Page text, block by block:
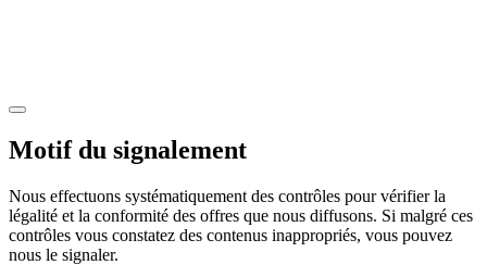
Motif du signalement
Nous effectuons systématiquement des contrôles pour vérifier la
légalité et la conformité des offres que nous diffusons. Si malgré ces
contrôles vous constatez des contenus inappropriés, vous pouvez
nous le signaler.